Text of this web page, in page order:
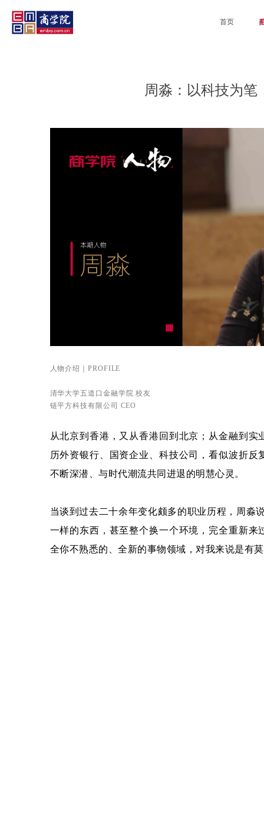
首页
周淼：以科技为笔
人物介绍｜PROFILE
清华大学五道口金融学院 校友
链平方科技有限公司 CEO
从北京到香港，又从香港回到北京；从金融到
历外资银行、国资企业、科技公司，看似波折
不断深潜、与时代潮流共同进退的明慧心灵。
当谈到过去二十余年变化颇多的职业历程，周淼
一样的东西，甚至整个换一个环境，完全重新
全你不熟悉的、全新的事物领域，对我来说是有